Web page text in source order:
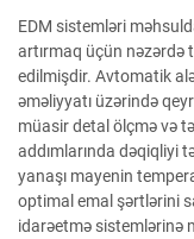
EDM sistemləri
artırmaq üçün
edilmişdir. Avtomatik
əməliyyatı üzərində
müasir detal ölçmə və
addımlarında dəqiqliyi
yanaşı mayenin
optimal emal şərtlərini
idarəetmə sistemlərinə